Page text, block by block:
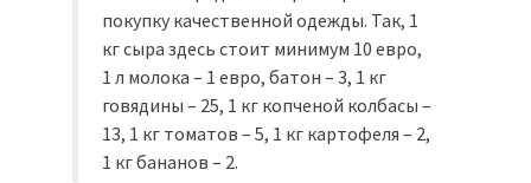
покупку качественной одежды. Так, 1
кг сыра здесь стоит минимум 10 евро,
1 л молока – 1 евро, батон – 3, 1 кг
говядины – 25, 1 кг копченой колбасы –
13, 1 кг томатов – 5, 1 кг картофеля – 2,
1 кг бананов – 2.